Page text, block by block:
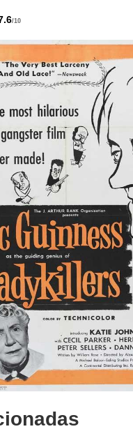
/10